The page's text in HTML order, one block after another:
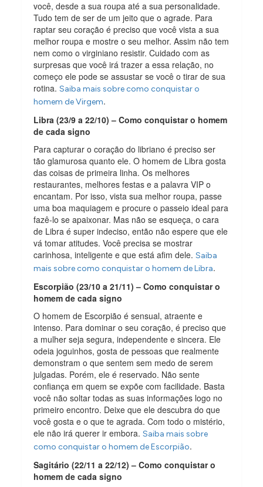
você, desde a sua roupa até a sua personalidade.
Tudo tem de ser de um jeito que o agrade. Para
raptar seu coração é preciso que você vista a sua
melhor roupa e mostre o seu melhor. Assim não tem
nem como o virginiano resistir. Cuidado com as
surpresas que você irá trazer a essa relação, no
começo ele pode se assustar se você o tirar de sua
rotina.Saiba mais sobre como conquistar o
homem de Virgem.
Libra (23/9 a 22/10) – Como conquistar o homem
de cada signo
Para capturar o coração do libriano é preciso ser
tão glamurosa quanto ele. O homem de Libra gosta
das coisas de primeira linha. Os melhores
restaurantes, melhores festas e a palavra VIP o
encantam. Por isso, vista sua melhor roupa, passe
uma boa maquiagem e procure o passeio ideal para
fazê-lo se apaixonar. Mas não se esqueça, o cara
de Libra é super indeciso, então não espere que ele
vá tomar atitudes. Você precisa se mostrar
carinhosa, inteligente e que está afim dele.Saiba
mais sobre como conquistar o homem de Libra.
Escorpião (23/10 a 21/11) – Como conquistar o
homem de cada signo
O homem de Escorpião é sensual, atraente e
intenso. Para dominar o seu coração, é preciso que
a mulher seja segura, independente e sincera. Ele
odeia joguinhos, gosta de pessoas que realmente
demonstram o que sentem sem medo de serem
julgadas. Porém, ele é reservado. Não sente
confiança em quem se expõe com facilidade. Basta
você não soltar todas as suas informações logo no
primeiro encontro. Deixe que ele descubra do que
você gosta e o que te agrada. Com todo o mistério,
ele não irá querer ir embora.Saiba mais sobre
como conquistar o homem de Escorpião.
Sagitário (22/11 a 22/12) – Como conquistar o
homem de cada signo